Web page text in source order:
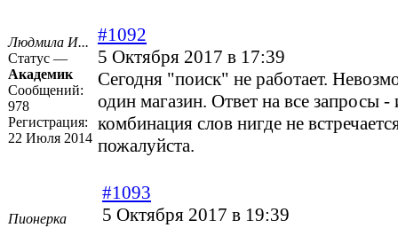
Людмила И...
Статус —
Академик
Сообщений:
978
Регистрация:
22 Июля 2014
#1092
5 Октября 2017 в 17:39
Сегодня "поиск" не работает.
один магазин. Ответ на все запросы -
комбинация слов нигде не
пожалуйста.
Пионерка
#1093
5 Октября 2017 в 19:39